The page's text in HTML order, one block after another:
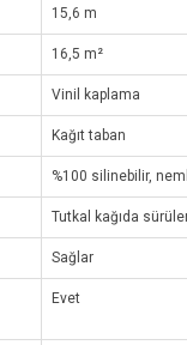
15,6 m
16,5 m²
Vinil kaplama
Kağıt taban
%100 silinebilir,
Tutkal kağıda
Sağlar
Evet